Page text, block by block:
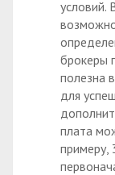
условий.
брокеры
полезна
для
плата
примеру,